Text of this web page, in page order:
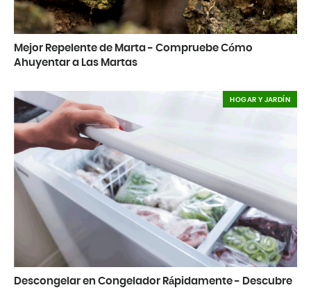
Mejor Repelente de Marta - Compruebe Cómo
Ahuyentar a Las Martas
Descongelar en Congelador Rápidamente - Descubre
HOGAR Y JARDÍN